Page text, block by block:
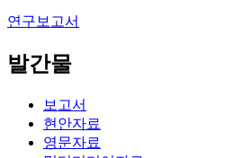
연구보고서
발간물
보고서
현안자료
영문자료